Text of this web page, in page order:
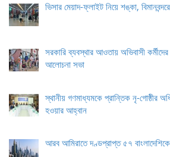
ভিসার মেয়াদ-ফ্লাইট নিয়ে শঙ্কা,
সরকারি ব্যবস্থার আওতায় অভিবাসী
আলোচনা সভা
স্থানীয় গণমাধ্যমকে প্রান্তিক নৃ-গোষ্ঠীর
হওয়ার আহ্বান
আরব আমিরাতে দণ্ডপ্রাপ্ত ৫৭ বাংলাদেশিকে